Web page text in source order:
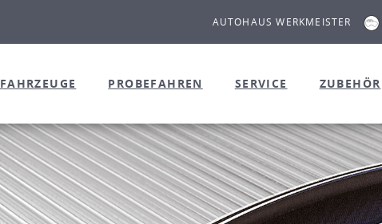
AUTOHAUS WERKMEISTER
FAHRZEUGE PROBEFAHREN SERVICE ZUBEHÖR